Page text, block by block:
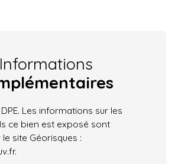
Informations
Les informations sur les
ce bien est exposé sont
site Géorisques :